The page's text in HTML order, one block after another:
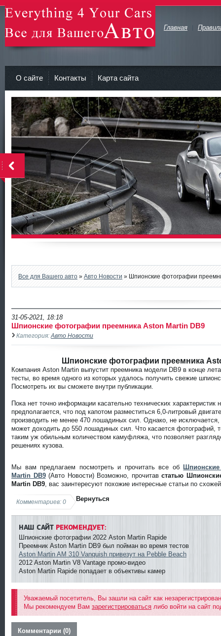
avto-zv.ru - Все для Вашего авто
Главная
О сайте Контакты Карта сайта
Все для Вашего авто » Авто Новости » Шпионские фотографии
31-05-2021, 18:18
Шпионские фотографии преемника Aston Martin DB9
Категория: Авто Новости
Шпионские фотографии преемника
Компания Aston Martin выпустит преемника модели DB9 в конце
тесты, во время одного из которых удалось получить свежие
Посмотреть их вы сможете внутри публикации.
Пока нет точно информации касательно технических характеристик
предполагается, что под капотом разместиться 6,0-литровый
производить не менее 470 лошадиных сил. Однако, не исключается,
может доходить до 550 лошадиных сил. Что касается фотографий,
таким уж обильным количеством камуфляжа, что позволяет
решениях кузова.
Мы вам предлагаем посмотреть и прочитать все об
Martin DB9(Авто Новости) Возможно, прочитав статью
Martin DB9, вас заинтересуют похожие интересные статьи по
Вернуться
Комментариев: 0
НАШ САЙТРЕКОМЕНДУЕТ:
Шпионские фотографии 2022 Aston Martin Rapide
Преемник Aston Martin DB9 был пойман во время тестов
Aston Martin AM 310 Vanquish привезут на Pebble Beach
2012 Aston Martin V8 Vantage промо-видео
Aston Martin Rapide попадает в объективы камер
Уважаемый посетитель, Вы зашли на сайт как
Мы рекомендуем Вам зарегистрироваться либо войти на сайт
Комментарии (0)